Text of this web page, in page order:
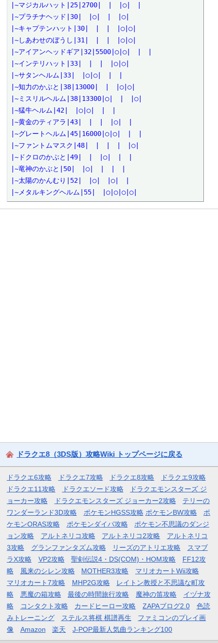
|~マジカルハット|25|2700|　|　|○|　|
|~プラチナヘッド|30|　|○|　|　|○|
|~キャプテンハット|30|　|　|　|○|○|
|~しあわせのぼうし|31|　|　|　|○|○|
|~アイアンヘッドギア|32|5500|○|○|　|　|
|~インテリハット|33|　|　|　|○|○|
|~サタンヘルム|33|　|○|○|　|　|
|~知力のかぶと|38|13000|　|　|○|○|
|~ミスリルヘルム|38|13300|○|　|　|○|
|~猛牛ヘルム|42|　|○|○|　|　|
|~黄金のティアラ|43|　|　|　|○|　|
|~グレートヘルム|45|16000|○|○|　|　|
|~ファントムマスク|48|　|　|　|　|○|
|~ドクロのかぶと|49|　|　|○|　|　|
|~竜神のかぶと|50|　|○|　|　|　|
|~太陽のかんむり|52|　|○|　|○|　|
|~メタルキングヘルム|55|　|○|○|○|○|
ドラクエ8（3DS版）攻略Wiki トップページに戻る
ドラクエ6攻略 ドラクエ7攻略 ドラクエ8攻略
ドラクエ9攻略
ドラクエ11攻略
ドラクエソード攻略
ドラクエモンスターズ ジ
ョーカー攻略
ドラクエモンスターズ ジョーカー2攻略
テリーの
ワンダーランド3D攻略
ポケモンHGSS攻略 ポケモンBW攻略
ポ
ケモンORAS攻略
ポケモンダイパ攻略
ポケモン不思議のダンジ
ョン攻略
アルトネリコ攻略 アルトネリコ2攻略
アルトネリコ
3攻略
グランファンタズム攻略 リーズのアトリエ攻略
スマブ
ラX攻略
VP2攻略 聖剣伝説4・DS(COM)・HOM攻略
FF12攻
略
風来のシレン攻略 MOTHER3攻略
マリオカートWii攻略
マリオカート7攻略
MHP2G攻略
レイトン教授と不思議な町攻
略
悪魔の箱攻略 最後の時間旅行攻略 魔神の笛攻略
イヅナ攻
略
コンタクト攻略 カードヒーロー攻略 ZAPAブログ2.0
色読
みトレーニング
ステルス将棋 棋譜再生
ファミコンのプレイ画
像
Amazon 楽天 J-POP最新人気曲ランキング100